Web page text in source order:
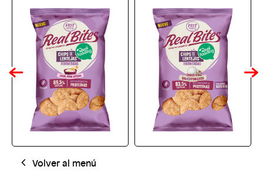
Volver al menú